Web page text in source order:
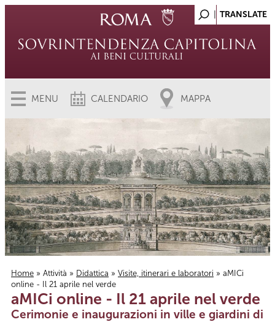
MENU CALENDARIO MAPPA
Tu sei qui
Home » Attività » Didattica » Visite, itinerari e laboratori » aMICi
online - Il 21 aprile nel verde
aMICi online - Il 21 aprile nel verde
Cerimonie e inaugurazioni in ville e giardini di